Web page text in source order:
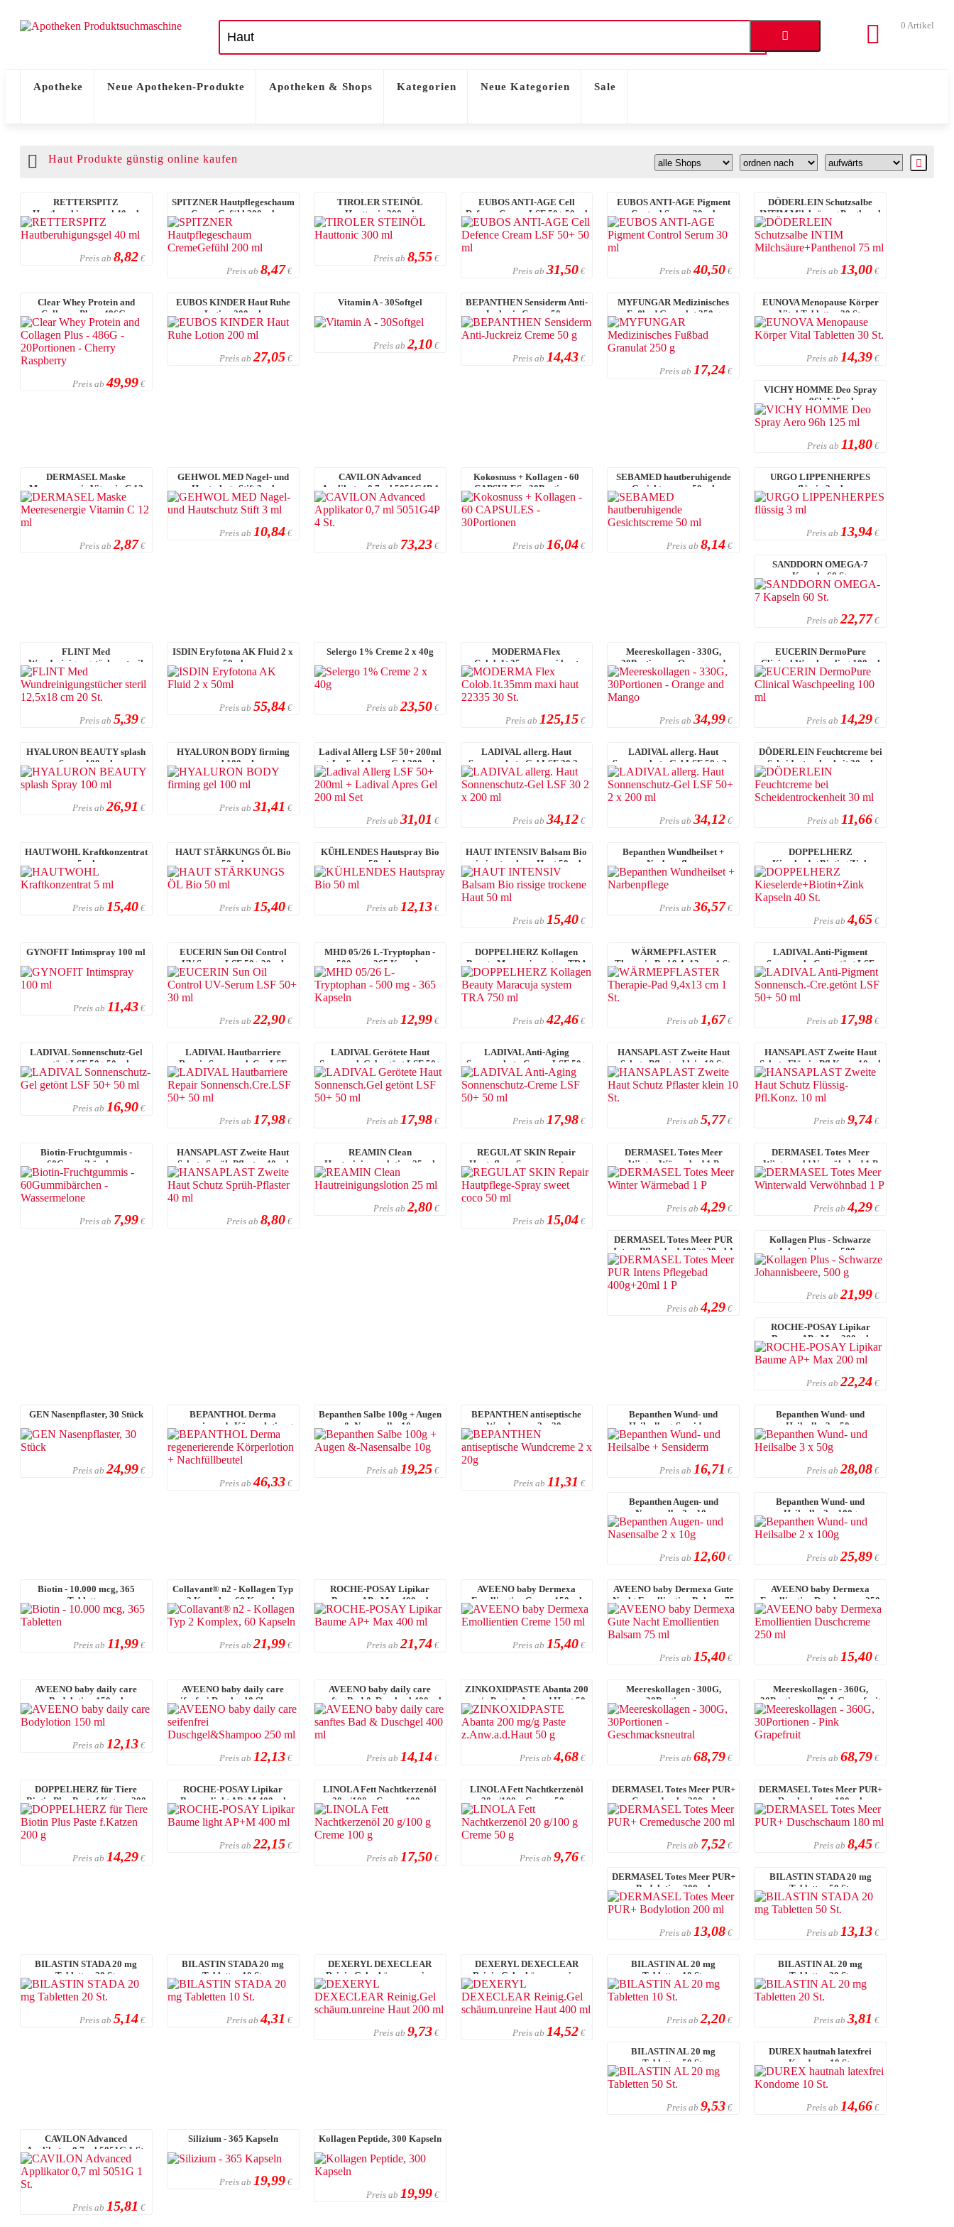
0 Artikel
Apotheke Neue Apotheken-Produkte Apotheken & Shops Kategorien Neue Kategorien Sale
Haut Produkte günstig online kaufen
RETTERSPITZ
Hautberuhigungsgel 40 ml
Preis ab 8,82€
SPITZNER Hautpflegeschaum
CremeGefühl 200 ml
Preis ab 8,47 €
TIROLER STEINÖL
Hauttonic 300 ml
Preis ab 8,55 €
EUBOS ANTI-AGE Cell
Defence Cream LSF 50+ 50 ml
Preis ab 31,50 €
EUBOS ANTI-AGE Pigment
Control Serum 30 ml
Preis ab 40,50 €
DÖDERLEIN Schutzsalbe
INTIM Milchsäure+Panthenol
75 ml
Preis ab 13,00 €
Clear Whey Protein and
Collagen Plus - 486G -
20Portionen - Cher ...
Preis ab 49,99€
EUBOS KINDER Haut Ruhe
Lotion 200 ml
Preis ab 27,05 €
Vitamin A - 30Softgel
Preis ab 2,10€
BEPANTHEN Sensiderm Anti-
Juckreiz Creme 50 g
Preis ab 14,43 €
MYFUNGAR Medizinisches
Fußbad Granulat 250 g
Preis ab 17,24 €
EUNOVA Menopause Körper
Vital Tabletten 30 St.
Preis ab 14,39 €
VICHY HOMME Deo Spray
Aero 96h 125 ml
Preis ab 11,80 €
DERMASEL Maske
Meeresenergie Vitamin C 12
ml
Preis ab 2,87 €
GEHWOL MED Nagel- und
Hautschutz Stift 3 ml
Preis ab 10,84€
CAVILON Advanced
Applikator 0,7 ml 5051G4P 4
St.
Preis ab 73,23€
Kokosnuss + Kollagen - 60
CAPSULES - 30Portionen
Preis ab 16,04 €
SEBAMED hautberuhigende
Gesichtscreme 50 ml
Preis ab 8,14 €
URGO LIPPENHERPES
flüssig 3 ml
Preis ab 13,94 €
SANDDORN OMEGA-7
Kapseln 60 St.
Preis ab 22,77 €
FLINT Med
Wundreinigungstücher steril
12,5x18 cm 20 St.
Preis ab 5,39€
ISDIN Eryfotona AK Fluid 2 x
50ml
Preis ab 55,84€
Selergo 1% Creme 2 x 40g
Preis ab 23,50€
MODERMA Flex
Colob.1t.35mm maxi haut
22335 30 St.
Preis ab 125,15 €
Meereskollagen - 330G,
30Portionen - Orange and
Mango
Preis ab 34,99 €
EUCERIN DermoPure
Clinical Waschpeeling 100 ml
Preis ab 14,29 €
HYALURON BEAUTY splash
Spray 100 ml
Preis ab 26,91 €
HYALURON BODY firming
gel 100 ml
Preis ab 31,41 €
Ladival Allerg LSF 50+ 200ml
+ Ladival Apres Gel 200 ml
Set
Preis ab 31,01 €
LADIVAL allerg. Haut
Sonnenschutz-Gel LSF 30 2 x
200 ml
Preis ab 34,12 €
LADIVAL allerg. Haut
Sonnenschutz-Gel LSF 50+ 2 x
200 ml
Preis ab 34,12 €
DÖDERLEIN Feuchtcreme bei
Scheidentrockenheit 30 ml
Preis ab 11,66 €
HAUTWOHL Kraftkonzentrat
5 ml
Preis ab 15,40€
HAUT STÄRKUNGS ÖL Bio
50 ml
Preis ab 15,40€
KÜHLENDES Hautspray Bio
50 ml
Preis ab 12,13€
HAUT INTENSIV Balsam Bio
rissige trockene Haut 50 ml
Preis ab 15,40 €
Bepanthen Wundheilset +
Narbenpflege
Preis ab 36,57€
DOPPELHERZ
Kieselerde+Biotin+Zink
Kapseln 40 St.
Preis ab 4,65 €
GYNOFIT Intimspray 100 ml
Preis ab 11,43€
EUCERIN Sun Oil Control
UV-Serum LSF 50+ 30 ml
Preis ab 22,90€
MHD 05/26 L-Tryptophan -
500 mg - 365 Kapseln
Preis ab 12,99€
DOPPELHERZ Kollagen
Beauty Maracuja system TRA
750 ml
Preis ab 42,46 €
WÄRMEPFLASTER
Therapie-Pad 9,4x13 cm 1 St.
Preis ab 1,67€
LADIVAL Anti-Pigment
Sonnensch.-Cre.getönt LSF
50+ 50 ml
Preis ab 17,98 €
LADIVAL Sonnenschutz-Gel
getönt LSF 50+ 50 ml
Preis ab 16,90€
LADIVAL Hautbarriere
Repair Sonnensch.Cre.LSF
50+ 50 ml
Preis ab 17,98€
LADIVAL Gerötete Haut
Sonnensch.Gel getönt LSF 50+
50 ml
Preis ab 17,98€
LADIVAL Anti-Aging
Sonnenschutz-Creme LSF 50+
50 ml
Preis ab 17,98 €
HANSAPLAST Zweite Haut
Schutz Pflaster klein 10 St.
Preis ab 5,77€
HANSAPLAST Zweite Haut
Schutz Flüssig-Pfl.Konz. 10 ml
Preis ab 9,74 €
Biotin-Fruchtgummis -
60Gummibärchen -
Wassermelone
Preis ab 7,99€
HANSAPLAST Zweite Haut
Schutz Sprüh-Pflaster 40 ml
Preis ab 8,80€
REAMIN Clean
Hautreinigungslotion 25 ml
Preis ab 2,80€
REGULAT SKIN Repair
Hautpflege-Spray sweet coco
50 ml
Preis ab 15,04 €
DERMASEL Totes Meer
Winter Wärmebad 1 P
Preis ab 4,29 €
DERMASEL Totes Meer
Winterwald Verwöhnbad 1 P
Preis ab 4,29 €
DERMASEL Totes Meer PUR
Intens Pflegebad 400g+20ml 1
P
Preis ab 4,29 €
Kollagen Plus - Schwarze
Johannisbeere, 500 g
Preis ab 21,99 €
ROCHE-POSAY Lipikar
Baume AP+ Max 200 ml
Preis ab 22,24 €
GEN Nasenpflaster, 30 Stück
Preis ab 24,99€
BEPANTHOL Derma
regenerierende Körperlotion +
Nachfüllbeutel
Preis ab 46,33€
Bepanthen Salbe 100g + Augen
&-Nasensalbe 10g
Preis ab 19,25 €
BEPANTHEN antiseptische
Wundcreme 2 x 20g
Preis ab 11,31 €
Bepanthen Wund- und
Heilsalbe + Sensiderm
Preis ab 16,71 €
Bepanthen Wund- und
Heilsalbe 3 x 50g
Preis ab 28,08 €
Bepanthen Augen- und
Nasensalbe 2 x 10g
Preis ab 12,60 €
Bepanthen Wund- und
Heilsalbe 2 x 100g
Preis ab 25,89 €
Biotin - 10.000 mcg, 365
Tabletten
Preis ab 11,99€
Collavant® n2 - Kollagen Typ
2 Komplex, 60 Kapseln
Preis ab 21,99€
ROCHE-POSAY Lipikar
Baume AP+ Max 400 ml
Preis ab 21,74€
AVEENO baby Dermexa
Emollientien Creme 150 ml
Preis ab 15,40 €
AVEENO baby Dermexa Gute
Nacht Emollientien Balsam 75
ml
Preis ab 15,40 €
AVEENO baby Dermexa
Emollientien Duschcreme 250
ml
Preis ab 15,40 €
AVEENO baby daily care
Bodylotion 150 ml
Preis ab 12,13€
AVEENO baby daily care
seifenfrei Duschgel&Shampoo
250 ml
Preis ab 12,13€
AVEENO baby daily care
sanftes Bad & Duschgel 400 ml
Preis ab 14,14€
ZINKOXIDPASTE Abanta 200
mg/g Paste z.Anw.a.d.Haut 50
g
Preis ab 4,68 €
Meereskollagen - 300G,
30Portionen -
Geschmacksneutral
Preis ab 68,79 €
Meereskollagen - 360G,
30Portionen - Pink Grapefruit
Preis ab 68,79 €
DOPPELHERZ für Tiere
Biotin Plus Paste f.Katzen 200
g
Preis ab 14,29€
ROCHE-POSAY Lipikar
Baume light AP+M 400 ml
Preis ab 22,15 €
LINOLA Fett Nachtkerzenöl
20 g/100 g Creme 100 g
Preis ab 17,50€
LINOLA Fett Nachtkerzenöl
20 g/100 g Creme 50 g
Preis ab 9,76 €
DERMASEL Totes Meer PUR+
Cremedusche 200 ml
Preis ab 7,52 €
DERMASEL Totes Meer PUR+
Duschschaum 180 ml
Preis ab 8,45 €
DERMASEL Totes Meer PUR+
Bodylotion 200 ml
Preis ab 13,08 €
BILASTIN STADA 20 mg
Tabletten 50 St.
Preis ab 13,13 €
BILASTIN STADA 20 mg
Tabletten 20 St.
Preis ab 5,14€
BILASTIN STADA 20 mg
Tabletten 10 St.
Preis ab 4,31 €
DEXERYL DEXECLEAR
Reinig.Gel schäum.unreine
Haut 200 ml
Preis ab 9,73€
DEXERYL DEXECLEAR
Reinig.Gel schäum.unreine
Haut 400 ml
Preis ab 14,52 €
BILASTIN AL 20 mg
Tabletten 10 St.
Preis ab 2,20 €
BILASTIN AL 20 mg
Tabletten 20 St.
Preis ab 3,81 €
BILASTIN AL 20 mg
Tabletten 50 St.
Preis ab 9,53 €
DUREX hautnah latexfrei
Kondome 10 St.
Preis ab 14,66 €
CAVILON Advanced
Applikator 0,7 ml 5051G 1 St.
Preis ab 15,81 €
Silizium - 365 Kapseln
Preis ab 19,99€
Kollagen Peptide, 300 Kapseln
Preis ab 19,99€